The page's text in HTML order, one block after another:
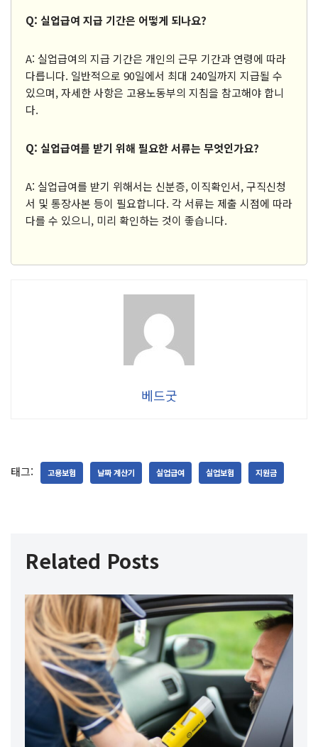
Q: 실업급여 지급 기간은 어떻게 되나요?
A: 실업급여의 지급 기간은 개인의 근무 기간과 연령에 따라
다릅니다. 일반적으로 90일에서 최대 240일까지 지급될 수
있으며, 자세한 사항은 고용노동부의 지침을 참고해야 합니
다.
Q: 실업급여를 받기 위해 필요한 서류는 무엇인가요?
A: 실업급여를 받기 위해서는 신분증, 이직확인서, 구직신청
서 및 통장사본 등이 필요합니다. 각 서류는 제출 시점에 따라
다를 수 있으니, 미리 확인하는 것이 좋습니다.
베드굿
태그: 고용보험 날짜 계산기 실업급여 실업보험 지원금
Related Posts